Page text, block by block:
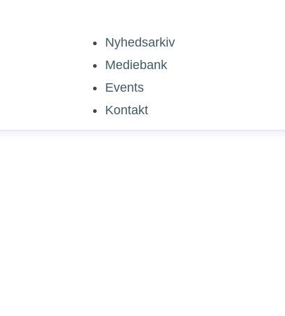
Nyhedsarkiv
Mediebank
Events
Kontakt